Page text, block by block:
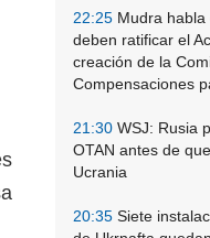
22:25 Mudra
deben ratificar el
creación de la
Compensaciones
21:30 WSJ: Rusia
OTAN antes de
Ucrania
20:35 Siete